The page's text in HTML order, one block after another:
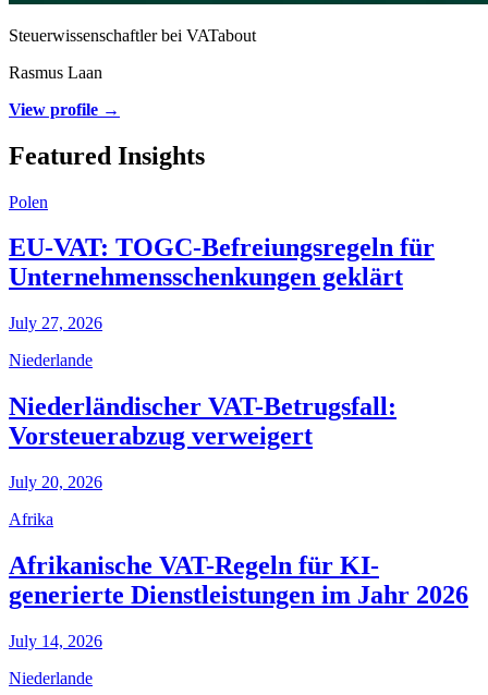
Steuerwissenschaftler bei VATabout
Rasmus Laan
View profile →
Featured Insights
Polen
EU-VAT: TOGC-Befreiungsregeln für
Unternehmensschenkungen geklärt
July 27, 2026
Niederlande
Niederländischer VAT-Betrugsfall:
Vorsteuerabzug verweigert
July 20, 2026
Afrika
Afrikanische VAT-Regeln für KI-
generierte Dienstleistungen im Jahr 2026
July 14, 2026
Niederlande